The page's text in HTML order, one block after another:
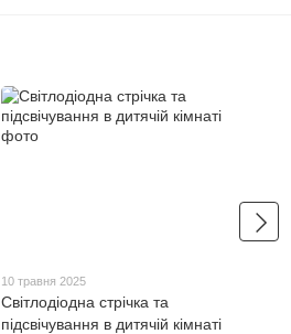
10 травня 2025
Світлодіодна стрічка та
підсвічування в дитячій кімнаті